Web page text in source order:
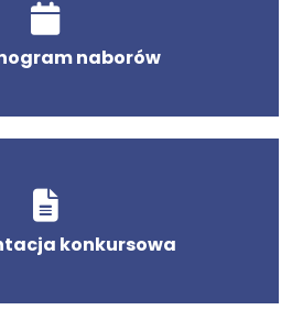
naborów
konkursowa